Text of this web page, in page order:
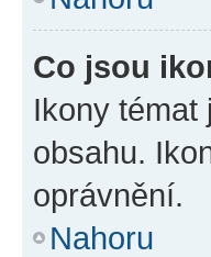
Co jsou
Ikony témat
obsahu.
oprávnění.
Nahoru